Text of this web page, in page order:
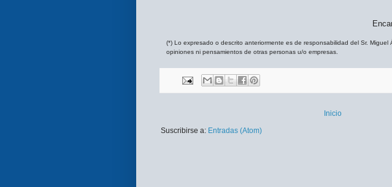
(*) Lo expresado o descrito anteriormente es de responsabilidad del Sr.
opiniones ni pensamientos de otras personas u/o empresas.
Inicio
Suscribirse a: Entradas (Atom)